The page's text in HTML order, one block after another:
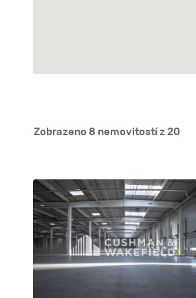
Zobrazeno 8 nemovitostí z 20